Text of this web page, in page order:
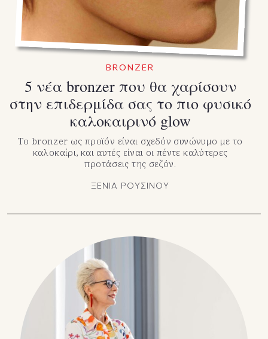
BRONZER
5 νέα bronzer που θα χαρίσουν
στην επιδερμίδα σας το πιο φυσικό
καλοκαιρινό glow
Το bronzer ως προϊόν είναι σχεδόν συνώνυμο με το
καλοκαίρι, και αυτές είναι οι πέντε καλύτερες
προτάσεις της σεζόν.
ΞΕΝΙΑ ΡΟΥΣΙΝΟΥ